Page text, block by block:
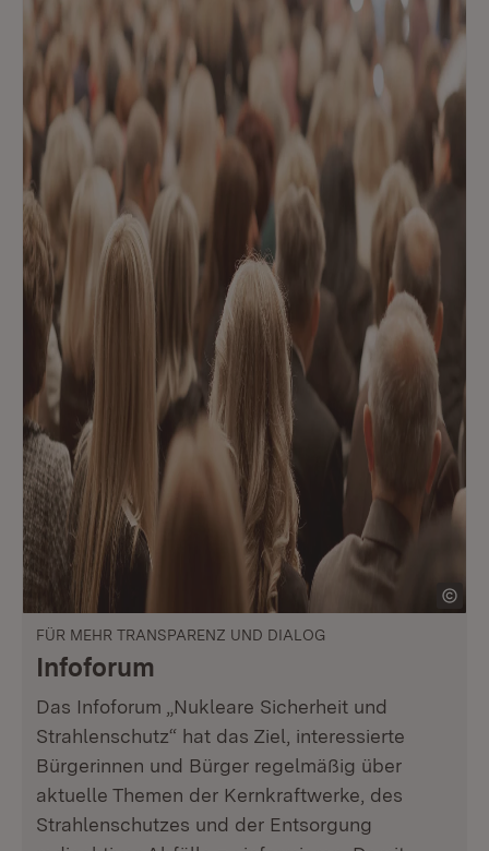
FÜR MEHR TRANSPARENZ UND DIALOG
Infoforum
Das Infoforum „Nukleare Sicherheit und
Strahlenschutz“ hat das Ziel, interessierte
Bürgerinnen und Bürger regelmäßig über
aktuelle Themen der Kernkraftwerke, des
Strahlenschutzes und der Entsorgung